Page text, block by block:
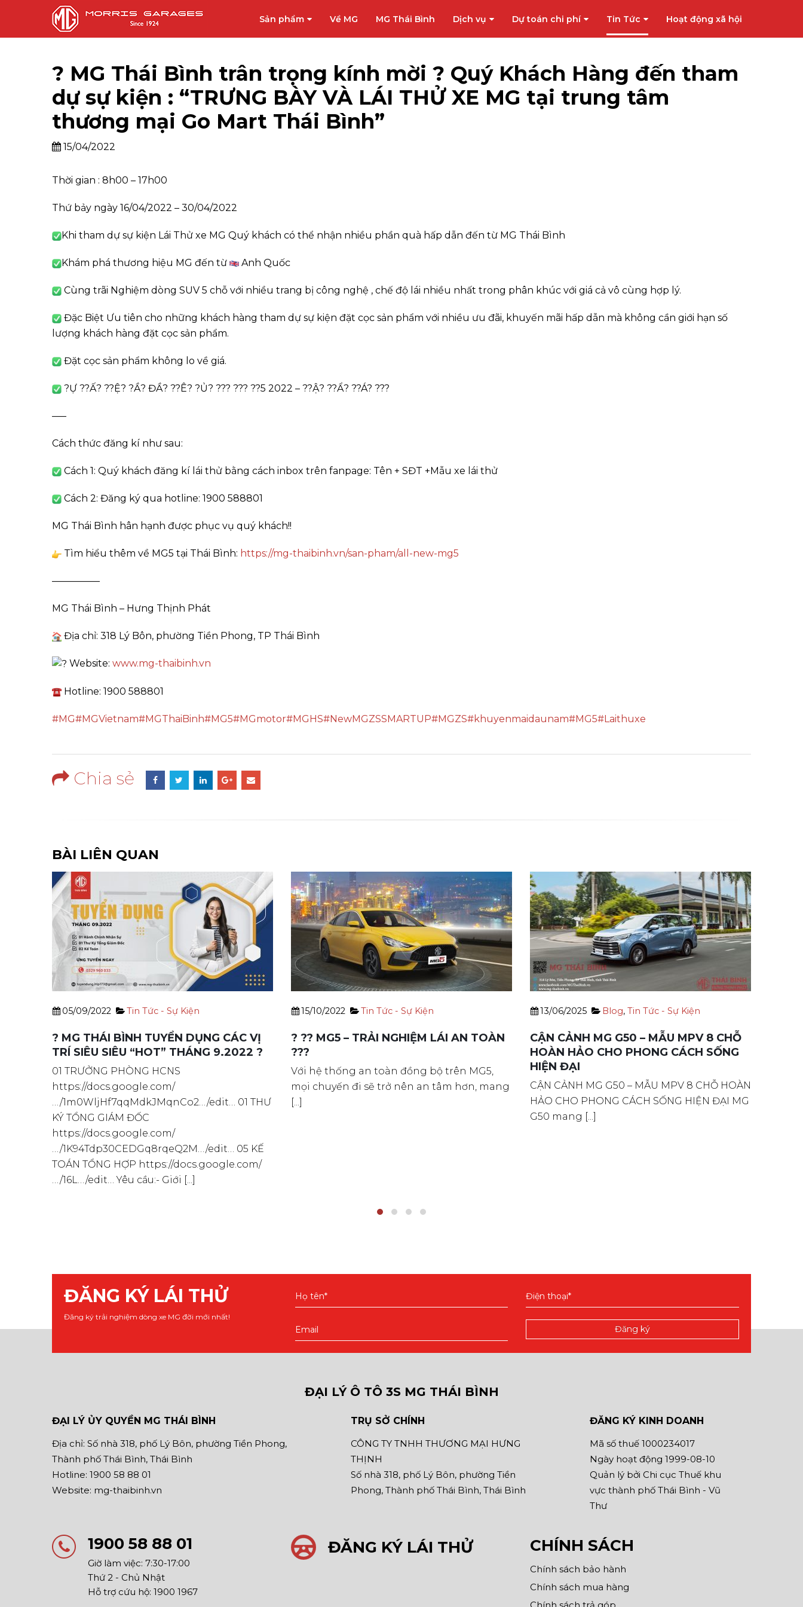
Sản phẩm Về MG MG Thái Bình Dịch vụ Dự toán chi phí Tin Tức Hoạt động xã hội
? MG Thái Bình trân trọng kính mời ? Quý Khách Hàng đến tham
dự sự kiện : “TRƯNG BÀY VÀ LÁI THỬ XE MG tại trung tâm
thương mại Go Mart Thái Bình”
15/04/2022
Thời gian : 8h00 – 17h00
Thứ bảy ngày 16/04/2022 – 30/04/2022
Khi tham dự sự kiện Lái Thử xe MG Quý khách có thể nhận nhiều phần quà hấp dẫn đến từ MG Thái Bình
Khám phá thương hiệu MG đến từ Anh Quốc
Cùng trãi Nghiệm dòng SUV 5 chỗ với nhiều trang bị công nghệ , chế độ lái nhiều nhất trong phân khúc với giá cả vô cùng hợp lý.
Đặc Biệt Ưu tiên cho những khách hàng tham dự sự kiện đặt cọc sản phẩm với nhiều ưu đãi, khuyến mãi hấp dẫn mà không cần giới hạn số
lượng khách hàng đặt cọc sản phẩm.
Đặt cọc sản phẩm không lo về giá.
?Ự ??Ấ? ??Ệ? ?Ầ? ĐẦ? ??Ê? ?Ủ? ??? ??? ??5 2022 – ??Ậ? ??Ẩ? ??Á? ???
—–
Cách thức đăng kí như sau:
Cách 1: Quý khách đăng kí lái thử bằng cách inbox trên fanpage: Tên + SĐT +Mẫu xe lái thử
Cách 2: Đăng ký qua hotline: 1900 588801
MG Thái Bình hân hạnh được phục vụ quý khách!!
Tìm hiểu thêm về MG5 tại Thái Bình: https://mg-thaibinh.vn/san-pham/all-new-mg5
—————
MG Thái Bình – Hưng Thịnh Phát
Địa chỉ: 318 Lý Bôn, phường Tiền Phong, TP Thái Bình
Website: www.mg-thaibinh.vn
Hotline: 1900 588801
#MG#MGVietnam#MGThaiBinh#MG5#MGmotor#MGHS#NewMGZSSMARTUP#MGZS#khuyenmaidaunam#MG5#Laithuxe
Chia sẻ
BÀI LIÊN QUAN
05/09/2022 Tin Tức - Sự Kiện
? MG THÁI BÌNH TUYỂN DỤNG CÁC VỊ
TRÍ SIÊU SIÊU “HOT” THÁNG 9.2022 ?
01 TRƯỞNG PHÒNG HCNS
https://docs.google.com/
…/1m0WljHf7qqMdkJMqnCo2…/edit… 01 THƯ
KÝ TỔNG GIÁM ĐỐC
https://docs.google.com/
…/1K94Tdp30CEDGq8rqeQ2M…/edit… 05 KẾ
TOÁN TỔNG HỢP https://docs.google.com/
…/16L…/edit… Yêu cầu:- Giới [...]
15/10/2022 Tin Tức - Sự Kiện
? ?? MG5 – TRẢI NGHIỆM LÁI AN TOÀN
???
Với hệ thống an toàn đồng bộ trên MG5,
mọi chuyến đi sẽ trở nên an tâm hơn, mang
[...]
13/06/2025 Blog, Tin Tức - Sự Kiện
CẬN CẢNH MG G50 – MẪU MPV 8 CHỖ
HOÀN HẢO CHO PHONG CÁCH SỐNG
HIỆN ĐẠI
CẬN CẢNH MG G50 – MẪU MPV 8 CHỖ HOÀN
HẢO CHO PHONG CÁCH SỐNG HIỆN ĐẠI MG
G50 mang [...]
ĐĂNG KÝ LÁI THỬ
Đăng ký trải nghiệm dòng xe MG đời mới nhất!
ĐẠI LÝ Ô TÔ 3S MG THÁI BÌNH
ĐẠI LÝ ỦY QUYỀN MG THÁI BÌNH
Địa chỉ: Số nhà 318, phố Lý Bôn, phường Tiền Phong,
Thành phố Thái Bình, Thái Bình
Hotline: 1900 58 88 01
Website: mg-thaibinh.vn
TRỤ SỞ CHÍNH
CÔNG TY TNHH THƯƠNG MẠI HƯNG
THỊNH
Số nhà 318, phố Lý Bôn, phường Tiền
Phong, Thành phố Thái Bình, Thái Bình
ĐĂNG KÝ KINH DOANH
Mã số thuế 1000234017
Ngày hoạt động 1999-08-10
Quản lý bởi Chi cục Thuế khu
vực thành phố Thái Bình - Vũ
Thư
1900 58 88 01
Giờ làm việc: 7:30-17:00
Thứ 2 - Chủ Nhật
Hỗ trợ cứu hộ: 1900 1967
ĐĂNG KÝ LÁI THỬ CHÍNH SÁCH
Chính sách bảo hành
Chính sách mua hàng